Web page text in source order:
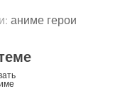
аниме герои